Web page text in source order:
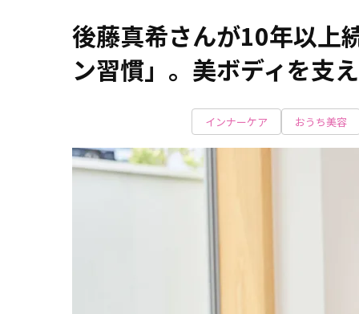
後藤真希さんが10年以上
ン習慣」。美ボディを支
インナーケア おうち美容